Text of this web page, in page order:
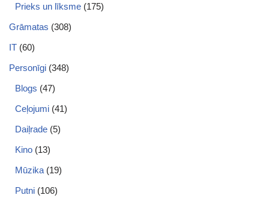
Prieks un līksme (175)
Grāmatas (308)
IT (60)
Personīgi (348)
Blogs (47)
Ceļojumi (41)
Daiļrade (5)
Kino (13)
Mūzika (19)
Putni (106)